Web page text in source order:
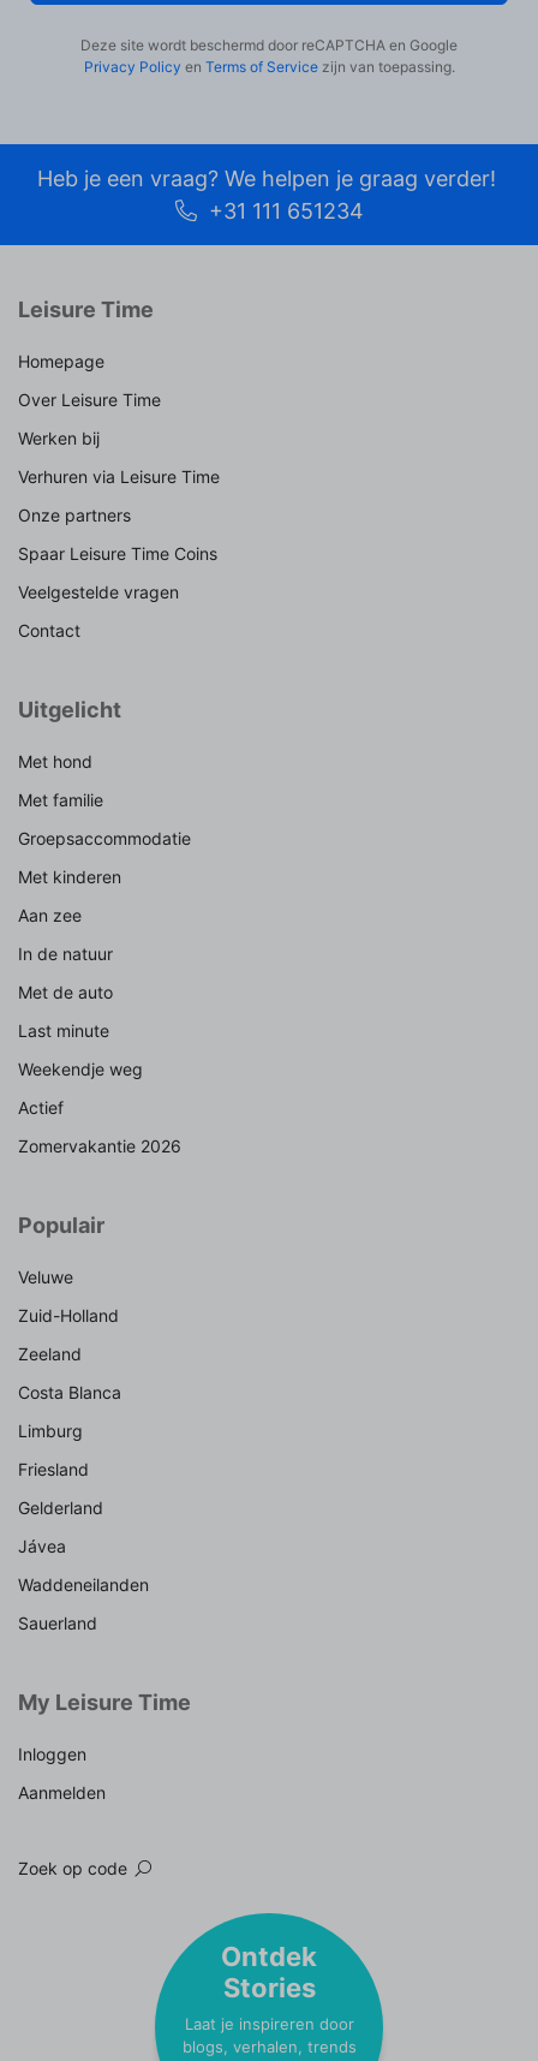
Deze site wordt beschermd door reCAPTCHA en Google
Privacy Policy en Terms of Servicezijn van toepassing.
Heb je een vraag? We helpen je graag verder!
+31 111 651234
Leisure Time
Homepage
Over Leisure Time
Werken bij
Verhuren via Leisure Time
Onze partners
Spaar Leisure Time Coins
Veelgestelde vragen
Contact
Uitgelicht
Met hond
Met familie
Groepsaccommodatie
Met kinderen
Aan zee
In de natuur
Met de auto
Last minute
Weekendje weg
Actief
Zomervakantie 2026
Populair
Veluwe
Zuid-Holland
Zeeland
Costa Blanca
Limburg
Friesland
Gelderland
Jávea
Waddeneilanden
Sauerland
My Leisure Time
Inloggen
Aanmelden
Zoek op code
Ontdek
Stories
Laat je inspireren door
blogs, verhalen, trends